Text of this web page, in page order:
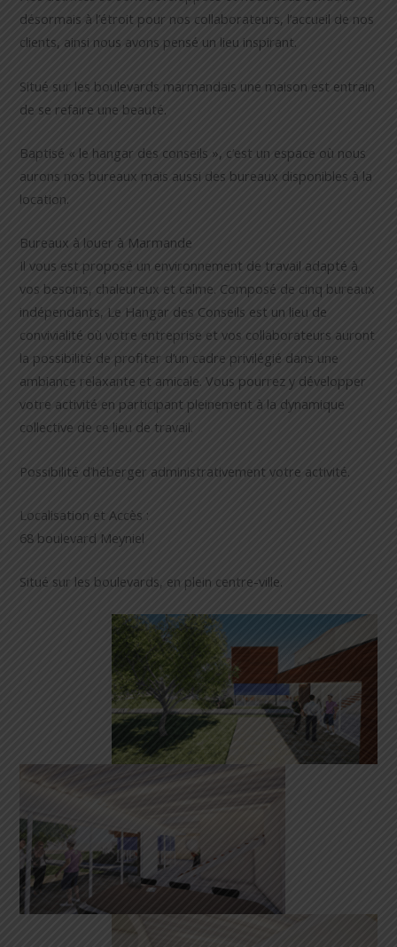
désormais à l’étroit pour nos collaborateurs, l’accueil de nos
clients, ainsi nous avons pensé un lieu inspirant.
Situé sur les boulevards marmandais une maison est entrain
de se refaire une beauté.
Baptisé « le hangar des conseils », c’est un espace où nous
aurons nos bureaux mais aussi des bureaux disponibles à la
location.
Bureaux à louer à Marmande
Il vous est proposé un environnement de travail adapté à
vos besoins, chaleureux et calme. Composé de cinq bureaux
indépendants, Le Hangar des Conseils est un lieu de
convivialité où votre entreprise et vos collaborateurs auront
la possibilité de profiter d’un cadre privilégié dans une
ambiance relaxante et amicale. Vous pourrez y développer
votre activité en participant pleinement à la dynamique
collective de ce lieu de travail.
Possibilité d’héberger administrativement votre activité.
Localisation et Accès :
68 boulevard Meyniel
Situé sur les boulevards, en plein centre-ville.